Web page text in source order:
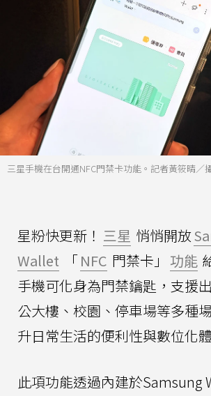
三星手機在台開通NFC門禁卡功能。記者黃筱晴／
星粉快更新！ 三星 悄悄開放
Wallet
「NFC 門禁卡」 功能
手機可化身為門禁鑰匙，支援
公大樓、校園、停車場等多種
升日常生活的便利性與數位化
此項功能透過內建於Samsung